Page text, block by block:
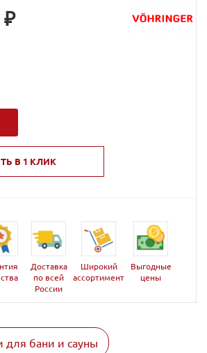
₽
В 1 КЛИК
Доставка
по всей
России
Широкий
ассортимент
Выгодные
цены
для бани и сауны